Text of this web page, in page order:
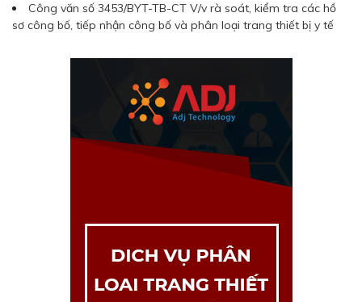
Công văn số 3453/BYT-TB-CT V/v rà soát, kiểm tra các hồ
sơ công bố, tiếp nhận công bố và phân loại trang thiết bị y tế